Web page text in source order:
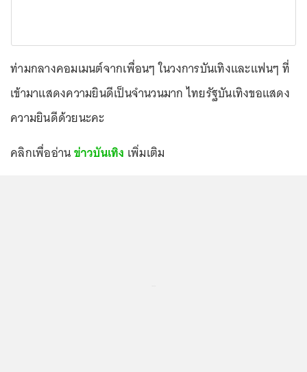
ท่ามกลางคอมเมนต์จากเพื่อนๆ ในวงการบันเทิงและแฟนๆ ที่
เข้ามาแสดงความยินดีเป็นจำนวนมาก ไทยรัฐบันเทิงขอแสดง
ความยินดีด้วยนะคะ
คลิกเพื่ออ่านข่าวบันเทิง เพิ่มเติม